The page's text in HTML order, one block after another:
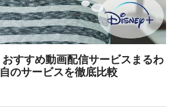
おすすめ動画配信サービスまるわ
のサービスを徹底比較